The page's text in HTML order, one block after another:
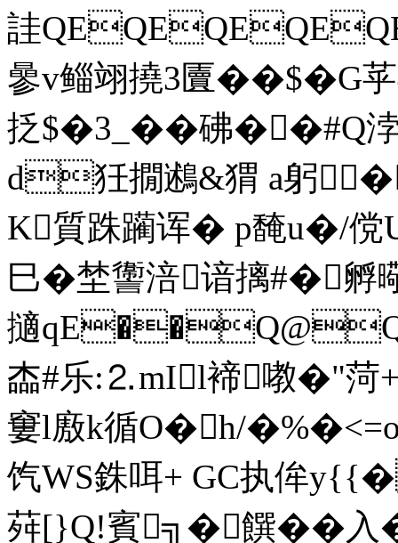
詿
曑v鲻翊撓3匵� �$�G
抸$�3_��砩��#Q
d狅撊鶐&猬 a躬
K質跦躏诨� p馣u�/傥
巳�埜讏涪谙摛#�孵
擿
楍#乐:⒉mIl褅嘋�"菏
窶l廒k循O�h/
饩WS銖咡+ GC执侔
荈[}Q!賓╗�饌��入